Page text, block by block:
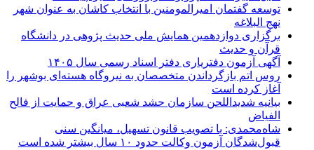
توسعه گفتمان امیرالمومنین با انتخاب کاشان به عنوان شهر
نهج البلاغه
برگزاری دوازدهمین همایش ملی حدیث پژوهی در دانشگاه
قرآن و حدیث
آگهی آزمون دفتریاری دفتر اسناد رسمی سال ۱۴۰۵
روس اتم بازگرداندن متخصصان به نیروگاه هسته‌ای بوشهر را
آغاز کرده است
بیانیه شدیداللحن سازمان حشد شعبی عراق و حمایت از فالح
الفیاض
شاه‌محمدی: با تصویب قانون تسهیل، میانگین سنی
قبول‌شدگان آزمون وکالت حدود ۱۰ سال بیشتر شده است